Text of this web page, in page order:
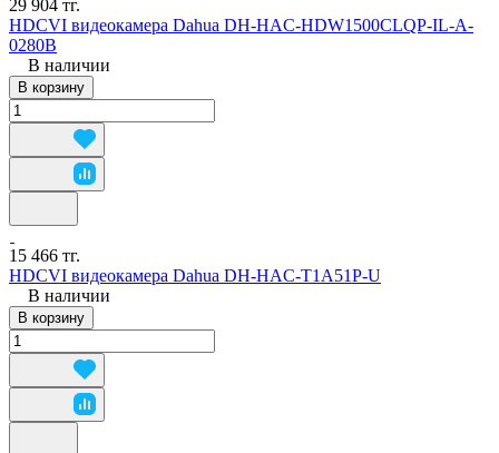
29 904 тг.
HDCVI видеокамера Dahua DH-HAC-HDW1500CLQP-IL-A-
0280B
В наличии
В корзину
15 466 тг.
HDCVI видеокамера Dahua DH-HAC-T1A51P-U
В наличии
В корзину